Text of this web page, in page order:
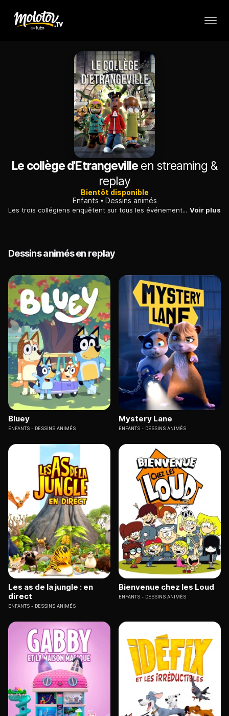
Le collège d'Etrangeville en streaming &
replay
Bientôt disponible
Enfants
Dessins animés
Les trois collégiens enquêtent sur tous les événements paranormaux de l'école : des investigations aux conséquences improbables. Voir plus
Dessins animés en replay
Bluey
ENFANTS DESSINS ANIMÉS
Mystery Lane
ENFANTS DESSINS ANIMÉS
Les as de la jungle : en
direct
ENFANTS DESSINS ANIMÉS
Bienvenue chez les Loud
ENFANTS DESSINS ANIMÉS